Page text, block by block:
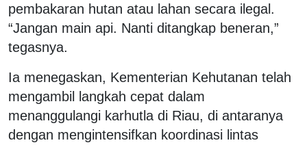
pembakaran hutan atau lahan secara ilegal.
“Jangan main api. Nanti ditangkap beneran,”
tegasnya.
Ia menegaskan, Kementerian Kehutanan telah
mengambil langkah cepat dalam
menanggulangi karhutla di Riau, di antaranya
dengan mengintensifkan koordinasi lintas